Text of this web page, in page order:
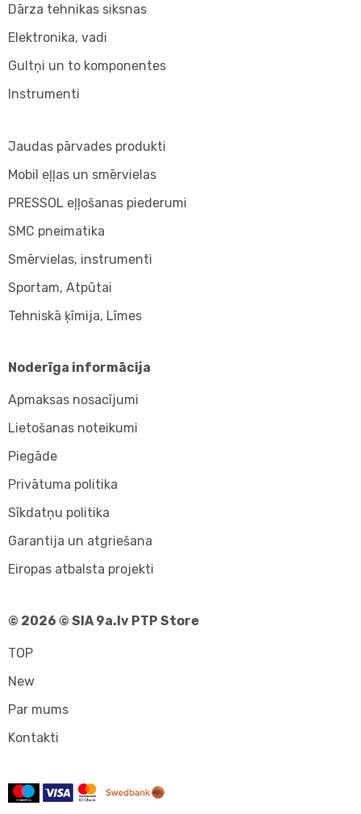
Dārza tehnikas siksnas
Elektronika, vadi
Gultņi un to komponentes
Instrumenti
Jaudas pārvades produkti
Mobil eļļas un smērvielas
PRESSOL eļļošanas piederumi
SMC pneimatika
Smērvielas, instrumenti
Sportam, Atpūtai
Tehniskā ķīmija, Līmes
Noderīga informācija
Apmaksas nosacījumi
Lietošanas noteikumi
Piegāde
Privātuma politika
Sīkdatņu politika
Garantija un atgriešana
Eiropas atbalsta projekti
© 2026 © SIA 9a.lv PTP Store
TOP
New
Par mums
Kontakti